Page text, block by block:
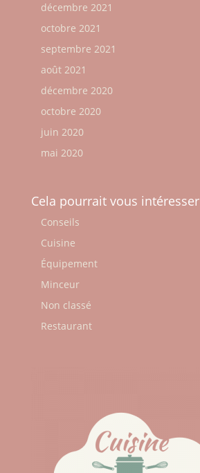
décembre 2021
octobre 2021
septembre 2021
août 2021
décembre 2020
octobre 2020
juin 2020
mai 2020
Cela pourrait vous intéresser
Conseils
Cuisine
Équipement
Minceur
Non classé
Restaurant